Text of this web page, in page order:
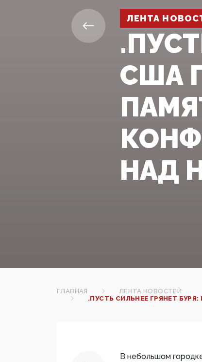
ЛЕНТА
США
НАД
ГЛАВНАЯ
ЛЕНТА НОВОСТЕЙ
.ПУСТЬ СИЛЬНЕЕ ГРЯНЕТ
В небольшом